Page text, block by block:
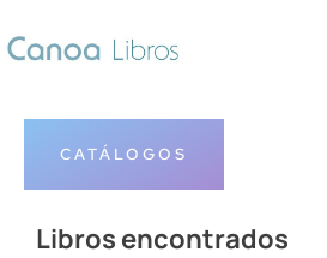
CATÁLOGOS
Libros encontrados